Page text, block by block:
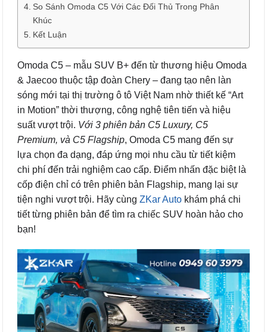
So Sánh Omoda C5 Với Các Đối Thủ Trong Phân
Khúc
Kết Luận
Omoda C5 – mẫu SUV B+ đến từ thương hiệu Omoda
& Jaecoo thuộc tập đoàn Chery – đang tạo nên làn
sóng mới tại thị trường ô tô Việt Nam nhờ thiết kế “Art
in Motion” thời thượng, công nghệ tiên tiến và hiệu
suất vượt trội. Với 3 phiên bản C5 Luxury, C5
Premium, và C5 Flagship, Omoda C5 mang đến sự
lựa chọn đa dạng, đáp ứng mọi nhu cầu từ tiết kiệm
chi phí đến trải nghiệm cao cấp. Điểm nhấn đặc biệt là
cốp điện chỉ có trên phiên bản Flagship, mang lại sự
tiện nghi vượt trội. Hãy cùng ZKar Auto khám phá chi
tiết từng phiên bản để tìm ra chiếc SUV hoàn hảo cho
bạn!